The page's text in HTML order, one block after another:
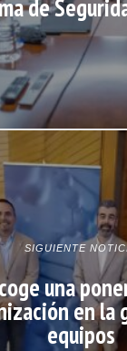
de
SIGUIENTE
una
en la
equipos